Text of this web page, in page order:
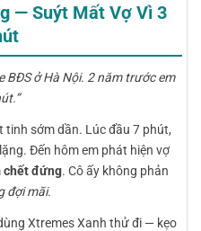
— Suýt Mất Vợ Vì 3
BĐS ở Hà Nội. 2 năm trước em
tinh sớm dần. Lúc đầu 7 phút,
Đến hôm em phát hiện vợ
chết đứng. Cô ấy không phản
đợi mãi.
Xtremes Xanh thử đi — kẹo